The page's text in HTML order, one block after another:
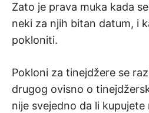
Zato je prava muka kada
neki za njih bitan datum, i
pokloniti.
Pokloni za tinejdžere se
drugog ovisno o
nije svejedno da li